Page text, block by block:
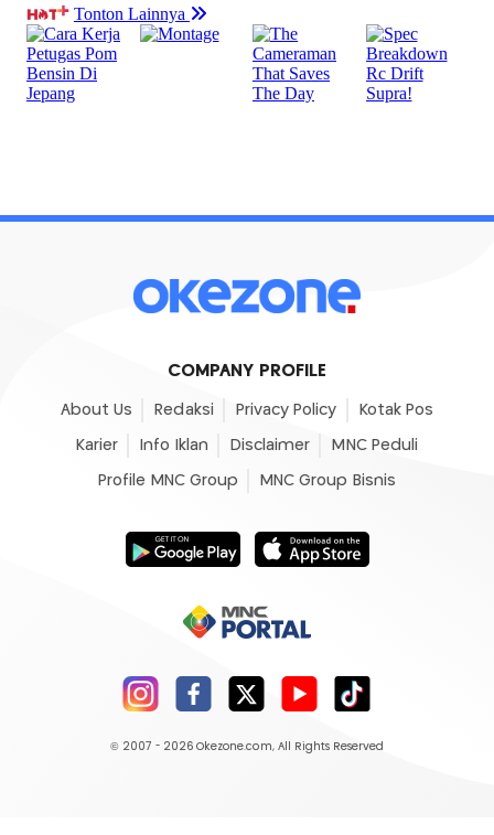
COMPANY PROFILE
About Us Redaksi Privacy Policy Kotak Pos
Karier Info Iklan Disclaimer MNC Peduli
Profile MNC Group MNC Group Bisnis
© 2007 - 2026 Okezone.com, All Rights Reserved